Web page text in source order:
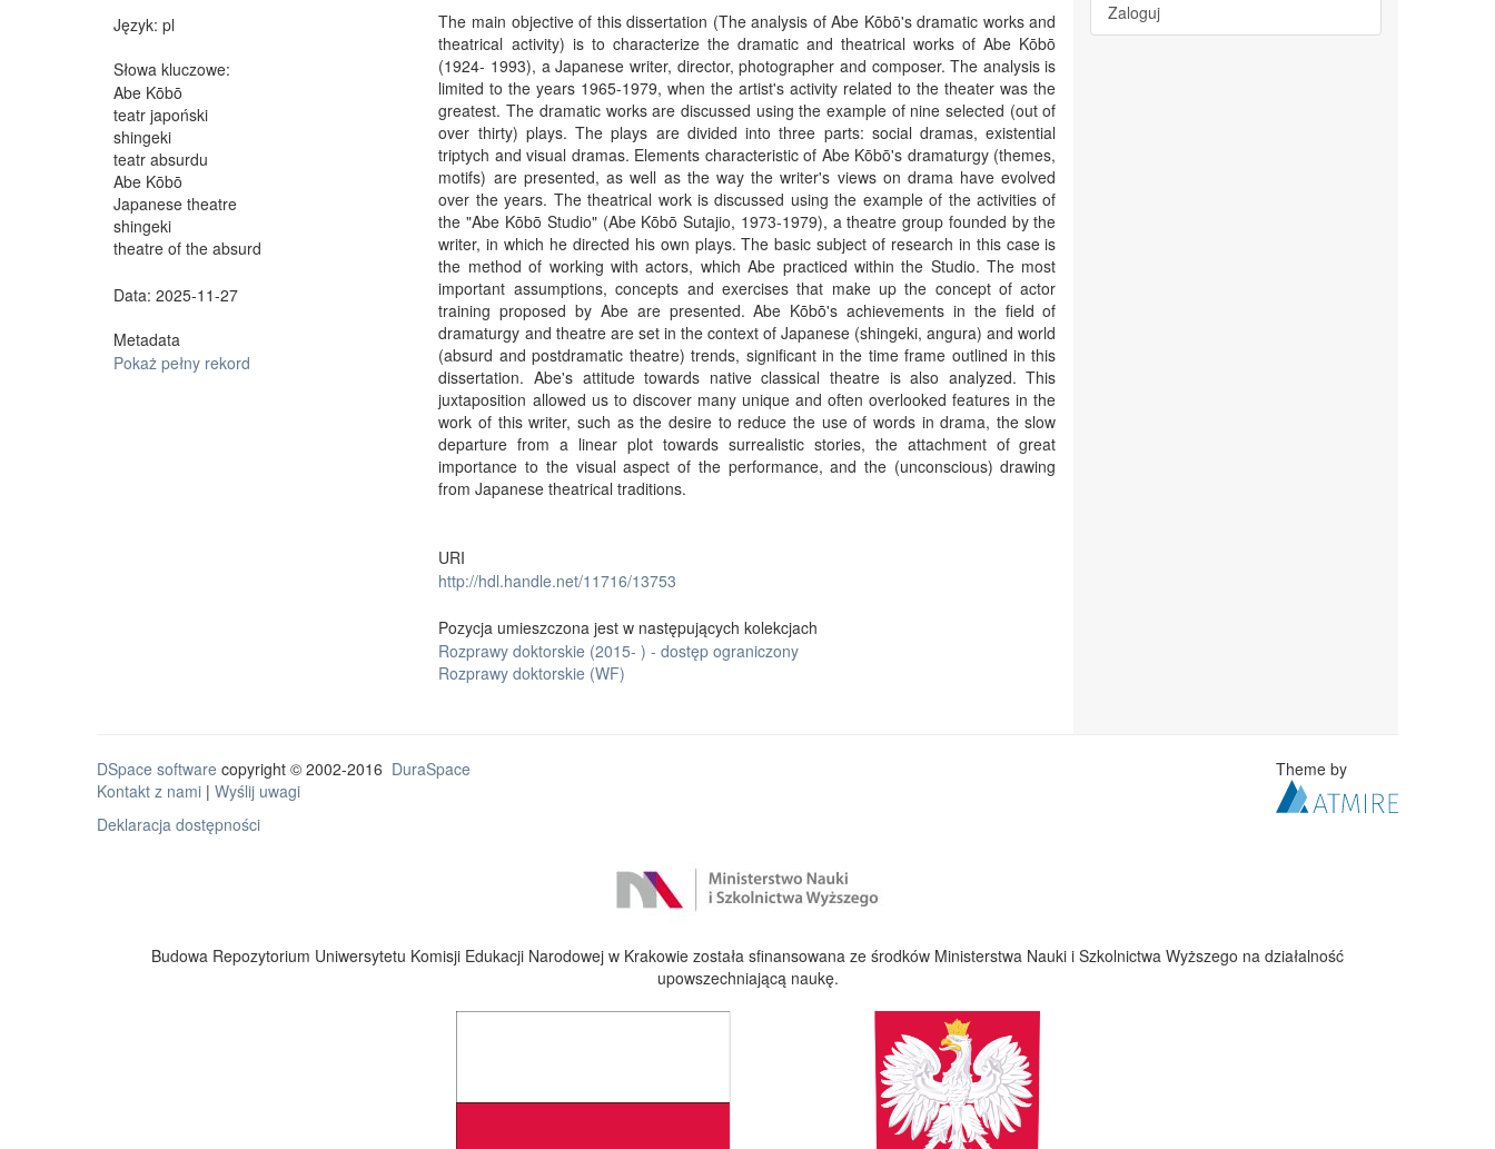
Język: pl
Słowa kluczowe:
Abe Kōbō
teatr japoński
shingeki
teatr absurdu
Abe Kōbō
Japanese theatre
shingeki
theatre of the absurd
Data: 2025-11-27
Metadata
Pokaż pełny rekord
The main objective of this dissertation (The analysis of Abe Kōbō's dramatic works and
theatrical activity) is to characterize the dramatic and theatrical works of Abe Kōbō
(1924- 1993), a Japanese writer, director, photographer and composer. The analysis is
limited to the years 1965-1979, when the artist's activity related to the theater was the
greatest. The dramatic works are discussed using the example of nine selected (out of
over thirty) plays. The plays are divided into three parts: social dramas, existential
triptych and visual dramas. Elements characteristic of Abe Kōbō's dramaturgy (themes,
motifs) are presented, as well as the way the writer's views on drama have evolved
over the years. The theatrical work is discussed using the example of the activities of
the "Abe Kōbō Studio" (Abe Kōbō Sutajio, 1973-1979), a theatre group founded by the
writer, in which he directed his own plays. The basic subject of research in this case is
the method of working with actors, which Abe practiced within the Studio. The most
important assumptions, concepts and exercises that make up the concept of actor
training proposed by Abe are presented. Abe Kōbō's achievements in the field of
dramaturgy and theatre are set in the context of Japanese (shingeki, angura) and world
(absurd and postdramatic theatre) trends, significant in the time frame outlined in this
dissertation. Abe's attitude towards native classical theatre is also analyzed. This
juxtaposition allowed us to discover many unique and often overlooked features in the
work of this writer, such as the desire to reduce the use of words in drama, the slow
departure from a linear plot towards surrealistic stories, the attachment of great
importance to the visual aspect of the performance, and the (unconscious) drawing
from Japanese theatrical traditions.
URI
http://hdl.handle.net/11716/13753
Pozycja umieszczona jest w następujących kolekcjach
Rozprawy doktorskie (2015- ) - dostęp ograniczony
Rozprawy doktorskie (WF)
Zaloguj
DSpace software copyright © 2002-2016 DuraSpace
Kontakt z nami | Wyślij uwagi
Deklaracja dostępności
Theme by
Budowa Repozytorium Uniwersytetu Komisji Edukacji Narodowej w Krakowie została sfinansowana ze środków Ministerstwa Nauki i Szkolnictwa Wyższego na działalność
upowszechniającą naukę.